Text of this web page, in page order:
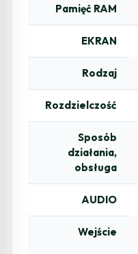
Pamięć RAM
EKRAN
Rodzaj
Rozdzielczość
Sposób
działania,
obsługa
AUDIO
Wejście